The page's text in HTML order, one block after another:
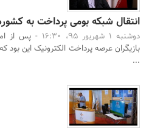
انتقال شبکه بومی پرداخت به
دوشنبه 1 شهریور 95، 16:30 -
پس از
بازیگران عرصه پرداخت الکترونیک این بود
...